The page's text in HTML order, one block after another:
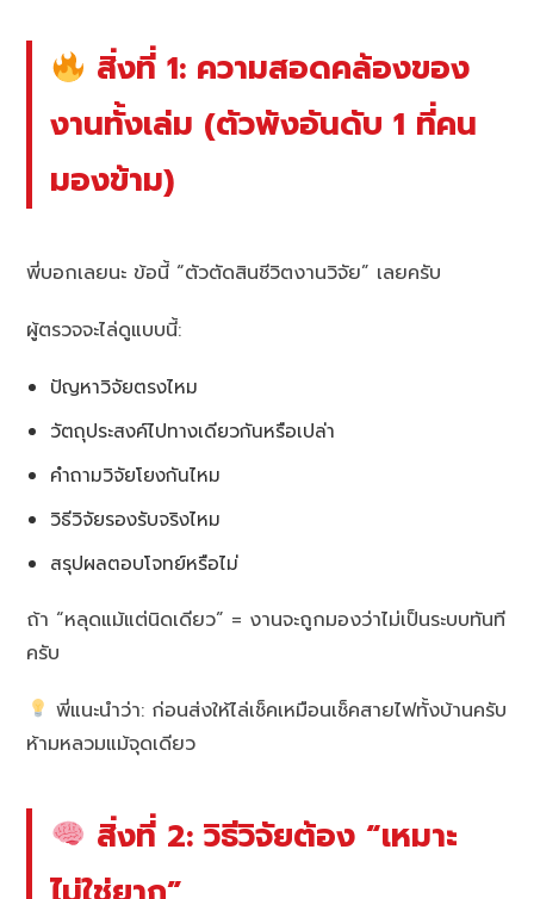
สิ่งที่ 1: ความสอดคล้องของ
งานทั้งเล่ม (ตัวพังอันดับ 1 ที่คน
มองข้าม)
พี่บอกเลยนะ ข้อนี้ “ตัวตัดสินชีวิตงานวิจัย” เลยครับ
ผู้ตรวจจะไล่ดูแบบนี้:
ปัญหาวิจัยตรงไหม
วัตถุประสงค์ไปทางเดียวกันหรือเปล่า
คำถามวิจัยโยงกันไหม
วิธีวิจัยรองรับจริงไหม
สรุปผลตอบโจทย์หรือไม่
ถ้า “หลุดแม้แต่นิดเดียว” = งานจะถูกมองว่าไม่เป็นระบบทันที
ครับ
พี่แนะนำว่า: ก่อนส่งให้ไล่เช็คเหมือนเช็คสายไฟทั้งบ้านครับ
ห้ามหลวมแม้จุดเดียว
สิ่งที่ 2: วิธีวิจัยต้อง “เหมาะ